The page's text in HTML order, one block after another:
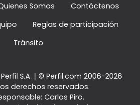
Somos
Contáctenos
Reglas de participación
Tránsito
S.A. | © Perfil.com 2006-2026
derechos reservados.
Carlos Piro.